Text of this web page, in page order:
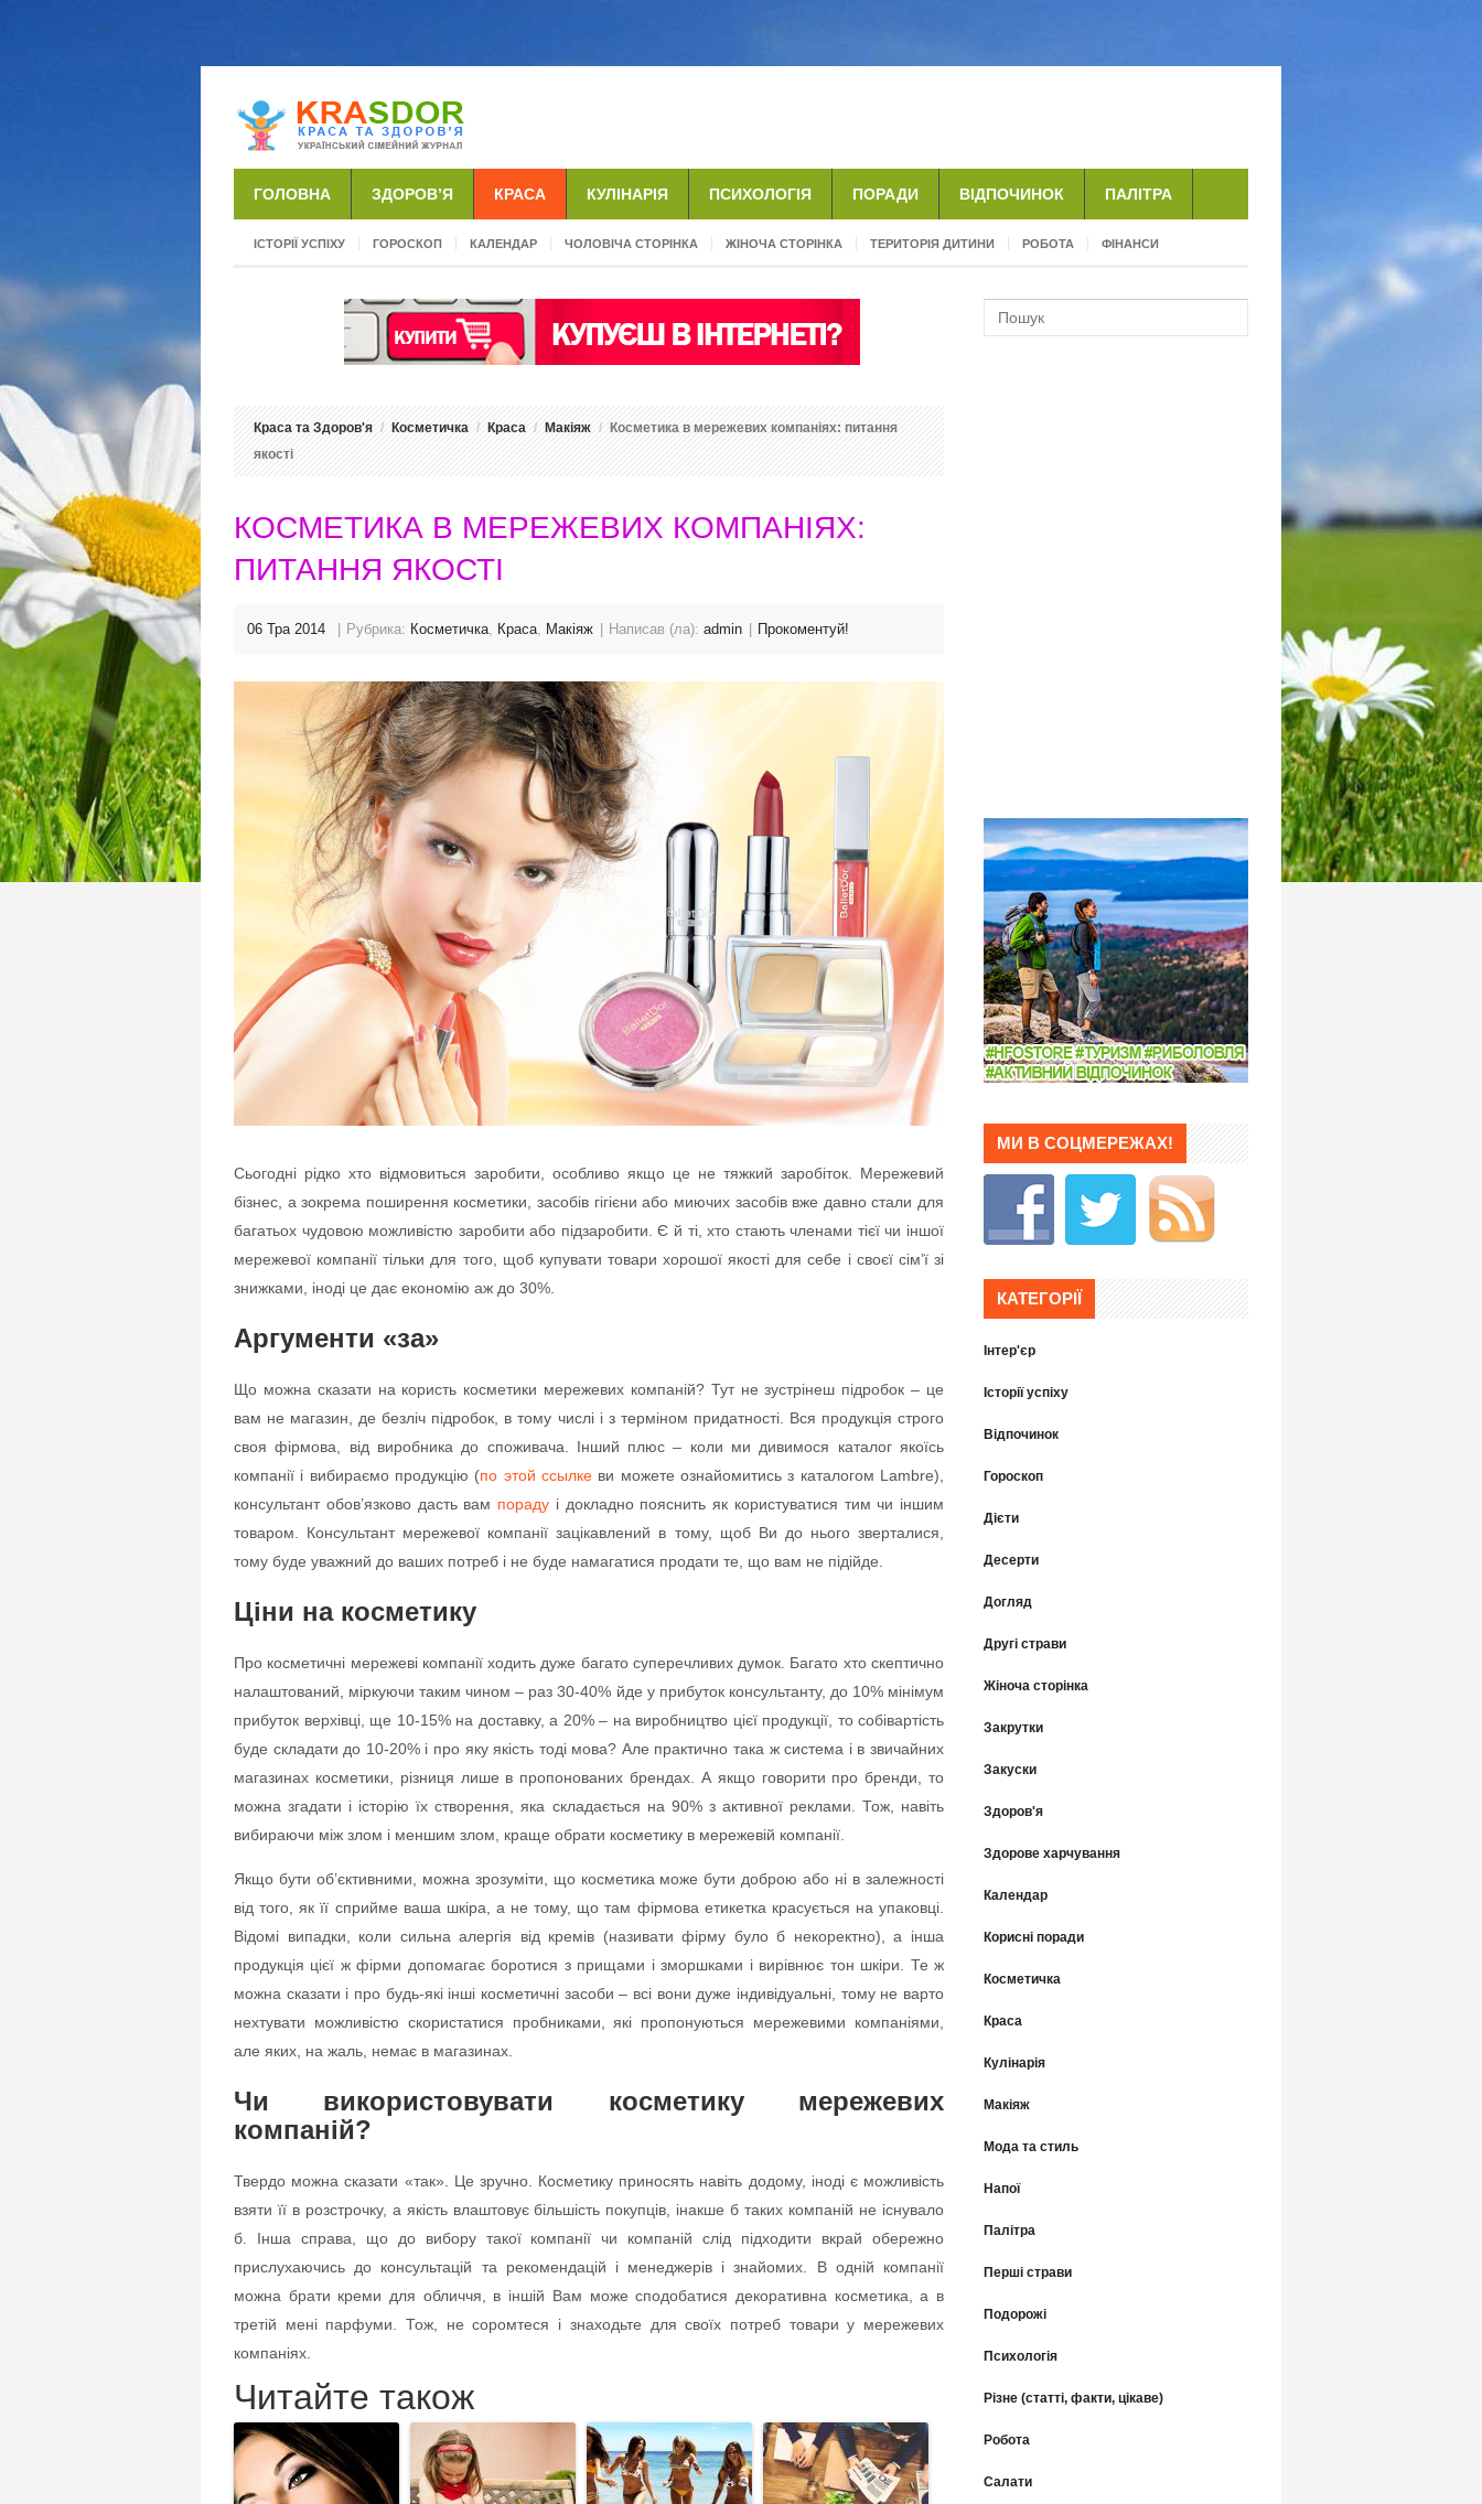
ГОЛОВНА ЗДОРОВ’Я КРАСА КУЛІНАРІЯ ПСИХОЛОГІЯ ПОРАДИ ВІДПОЧИНОК ПАЛІТРА
ІСТОРІЇ УСПІХУ ГОРОСКОП КАЛЕНДАР ЧОЛОВІЧА СТОРІНКА ЖІНОЧА СТОРІНКА ТЕРИТОРІЯ ДИТИНИ РОБОТА ФІНАНСИ
Краса та Здоров'я Косметичка Краса Макіяж
Косметика в мережевих компаніях: питання
якості
КОСМЕТИКА В МЕРЕЖЕВИХ КОМПАНІЯХ:
ПИТАННЯ ЯКОСТІ
06 Тра 2014 Рубрика: Косметичка, Краса, Макіяж Написав (ла): admin Прокоментуй!
Сьогодні рідко хто відмовиться заробити, особливо якщо це не тяжкий заробіток. Мережевий
бізнес, а зокрема поширення косметики, засобів гігієни або миючих засобів вже давно стали для
багатьох чудовою можливістю заробити або підзаробити. Є й ті, хто стають членами тієї чи іншої
мережевої компанії тільки для того, щоб купувати товари хорошої якості для себе і своєї сім’ї зі
знижками, іноді це дає економію аж до 30%.
Аргументи «за»
Що можна сказати на користь косметики мережевих компаній? Тут не зустрінеш підробок – це
вам не магазин, де безліч підробок, в тому числі і з терміном придатності. Вся продукція строго
своя фірмова, від виробника до споживача. Інший плюс – коли ми дивимося каталог якоїсь
компанії і вибираємо продукцію (по этой ссылке ви можете ознайомитись з каталогом Lambre),
консультант обов’язково дасть вам пораду і докладно пояснить як користуватися тим чи іншим
товаром. Консультант мережевої компанії зацікавлений в тому, щоб Ви до нього зверталися,
тому буде уважний до ваших потреб і не буде намагатися продати те, що вам не підійде.
Ціни на косметику
Про косметичні мережеві компанії ходить дуже багато суперечливих думок. Багато хто скептично
налаштований, міркуючи таким чином – раз 30-40% йде у прибуток консультанту, до 10% мінімум
прибуток верхівці, ще 10-15% на доставку, а 20% – на виробництво цієї продукції, то собівартість
буде складати до 10-20% і про яку якість тоді мова? Але практично така ж система і в звичайних
магазинах косметики, різниця лише в пропонованих брендах. А якщо говорити про бренди, то
можна згадати і історію їх створення, яка складається на 90% з активної реклами. Тож, навіть
вибираючи між злом і меншим злом, краще обрати косметику в мережевій компанії.
Якщо бути об’єктивними, можна зрозуміти, що косметика може бути доброю або ні в залежності
від того, як її сприйме ваша шкіра, а не тому, що там фірмова етикетка красується на упаковці.
Відомі випадки, коли сильна алергія від кремів (називати фірму було б некоректно), а інша
продукція цієї ж фірми допомагає боротися з прищами і зморшками і вирівнює тон шкіри. Те ж
можна сказати і про будь-які інші косметичні засоби – всі вони дуже індивідуальні, тому не варто
нехтувати можливістю скористатися пробниками, які пропонуються мережевими компаніями,
але яких, на жаль, немає в магазинах.
Чи використовувати косметику мережевих
компаній?
Твердо можна сказати «так». Це зручно. Косметику приносять навіть додому, іноді є можливість
взяти її в розстрочку, а якість влаштовує більшість покупців, інакше б таких компаній не існувало
б. Інша справа, що до вибору такої компанії чи компаній слід підходити вкрай обережно
прислухаючись до консультацій та рекомендацій і менеджерів і знайомих. В одній компанії
можна брати креми для обличчя, в іншій Вам може сподобатися декоративна косметика, а в
третій мені парфуми. Тож, не соромтеся і знаходьте для своїх потреб товари у мережевих
компаніях.
Читайте також
МИ В СОЦМЕРЕЖАХ!
КАТЕГОРІЇ
Інтер'єр
Історії успіху
Відпочинок
Гороскоп
Дієти
Десерти
Догляд
Другі страви
Жіноча сторінка
Закрутки
Закуски
Здоров'я
Здорове харчування
Календар
Корисні поради
Косметичка
Краса
Кулінарія
Макіяж
Мода та стиль
Напої
Палітра
Перші страви
Подорожі
Психологія
Різне (статті, факти, цікаве)
Робота
Салати